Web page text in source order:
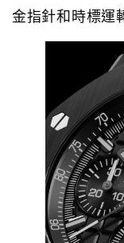
金指針和時標運